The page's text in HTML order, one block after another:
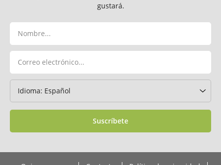
gustará.
Suscríbete